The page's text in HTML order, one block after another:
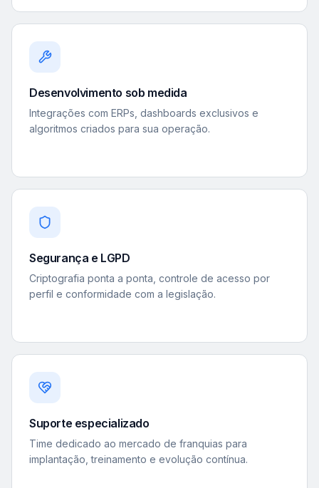
Desenvolvimento sob medida
Integrações com ERPs, dashboards exclusivos e
algoritmos criados para sua operação.
Segurança e LGPD
Criptografia ponta a ponta, controle de acesso por
perfil e conformidade com a legislação.
Suporte especializado
Time dedicado ao mercado de franquias para
implantação, treinamento e evolução contínua.